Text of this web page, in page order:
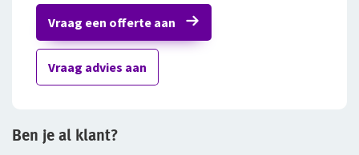
Voor je personeel
Verzuimverzekering
WIA Verzekering (WIA 0-tot-100 Plan)
Vraag een offerte aan
Vraag advies aan
Ben je al klant?